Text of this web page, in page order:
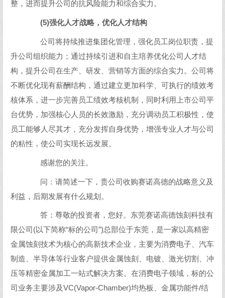
整，进而提升公司的抗风险能力和综合实力。
(5)强化人才战略，优化人才结构
公司将持续推进集团化管理，强化员工岗位职责，提
升公司组织能力；通过持续引进和自主培养优化公司人才结
构，提升公司在生产、研发、营销等方面的综合实力。公司将
不断优化现有薪酬结构，通过建立更加科学、可执行的绩效考
核体系，进一步完善员工绩效考核机制，同时利用上市公司平
台优势，加强核心人员的长效激励，充分调动员工积极性，使
员工能够人尽其才，充分发挥自身优势，增强专业人才与公司
的粘性，使公司实现长远发展。
感谢您的关注。
问：请简述一下，贵公司收购赛诺高德的战略意义及
利益，后期发展有什么规划。
答：尊敬的投资者，您好。东莞赛诺高德蚀刻科技有
限公司(以下简称“标的公司”)总部位于东莞，是一家以高精密
金属蚀刻技术为核心的高新技术企业，主要为消费电子、汽车
制造、半导体等行业客户提供金属蚀刻、电镀、激光切割、冲
压等精密金属加工一站式解决方案。在消费电子领域，标的公
司业务主要涉及VC(Vapor-Chamber)均热板、金属功能件/结